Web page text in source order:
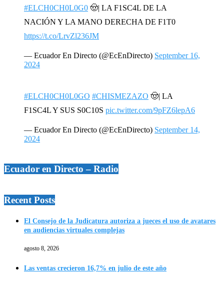
#ELCH0CH0L0G0 🤠| LA F1SC4L DE LA
NACIÓN Y LA MANO DERECHA DE F1T0
https://t.co/LrvZl236JM
— Ecuador En Directo (@EcEnDirecto) September 16,
2024
#ELCH0CH0L0GO #CHISMEZAZO 🤠| LA
F1SC4L Y SUS S0C10S pic.twitter.com/9pFZ6lepA6
— Ecuador En Directo (@EcEnDirecto) September 14,
2024
Ecuador en Directo – Radio
Recent Posts
El Consejo de la Judicatura autoriza a jueces el uso de avatares
en audiencias virtuales complejas
agosto 8, 2026
Las ventas crecieron 16,7% en julio de este año